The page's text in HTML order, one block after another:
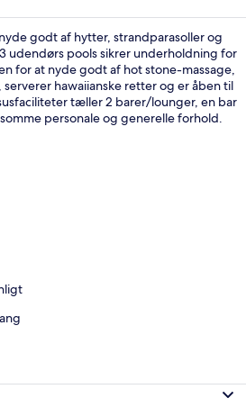
2
godt af hytter, strandparasoller og
udendørs pools sikrer underholdning for
for at nyde godt af hot stone-massage,
hawaiianske retter og er åben til
tæller 2 barer/lounger, en bar
personale og generelle forhold.